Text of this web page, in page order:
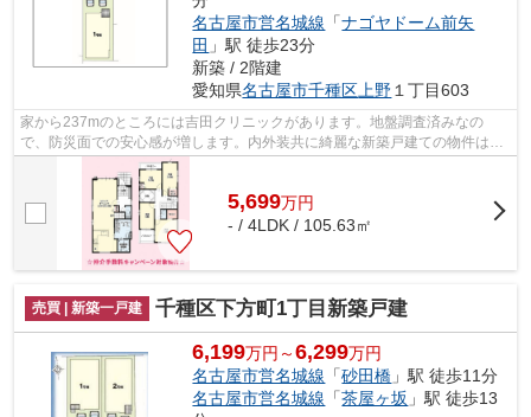
名古屋市営名城線 「ナゴヤドーム前矢
田 」駅 徒歩23分
新築 / 2階建
愛知県名古屋市千種区 上野 １丁目603
家から237mのところには吉田クリニックがあります。地盤調査済みなの
で、防災面での安心感が増します。内外装共に綺麗な新築戸建ての物件はい
5,699万円
- / 4LDK / 105.63㎡
売買 | 新築一戸建 千種区下方町1丁目新築戸建
6,199万円～6,299万円
名古屋市営名城線 「砂田橋 」駅 徒歩11分
名古屋市営名城線 「茶屋ヶ坂 」駅 徒歩13